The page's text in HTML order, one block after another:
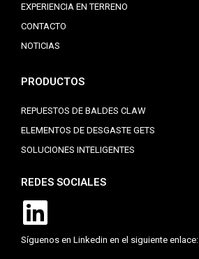
EXPERIENCIA EN TERRENO
CONTACTO
NOTICIAS
PRODUCTOS
REPUESTOS DE BALDES CLAW
ELEMENTOS DE DESGASTE GETS
SOLUCIONES INTELIGENTES
REDES SOCIALES
Síguenos en Linkedin en el siguiente enlace: